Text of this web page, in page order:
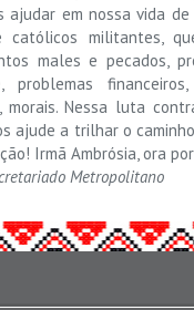
ajudar em nossa vida de
católicos militantes,
males e pecados,
problemas financeiros,
morais. Nessa luta
ajude a trilhar o
Irmã Ambrósia, ora
Metropolitano